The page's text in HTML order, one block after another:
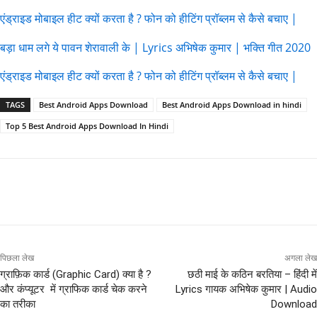
एंड्राइड मोबाइल हीट क्यों करता है ? फोन को हीटिंग प्रॉब्लम से कैसे बचाए |
बड़ा धाम लगे ये पावन शेरावाली के | Lyrics अभिषेक कुमार | भक्ति गीत 2020
एंड्राइड मोबाइल हीट क्यों करता है ? फोन को हीटिंग प्रॉब्लम से कैसे बचाए |
TAGS Best Android Apps Download
Best Android Apps Download in hindi
Top 5 Best Android Apps Download In Hindi
पिछला लेख
ग्राफ़िक कार्ड (Graphic Card) क्या है ?
और कंप्यूटर में ग्राफिक कार्ड चेक करने
का तरीका
अगला लेख
छठी माई के कठिन बरतिया – हिंदी में
Lyrics गायक अभिषेक कुमार | Audio
Download